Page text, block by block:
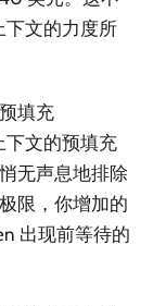
文的力度所
填充
下文的预填充
无声息地排除
限，你增加的
出现前等待的